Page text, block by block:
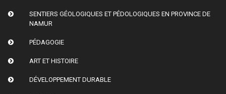
SENTIERS GÉOLOGIQUES ET PÉDOLOGIQUES EN PROVINCE DE
NAMUR
PÉDAGOGIE
ART ET HISTOIRE
DÉVELOPPEMENT DURABLE